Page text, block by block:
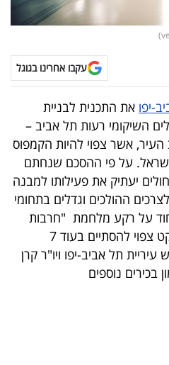
עקבו אחרינו בגוגל
יפו את התכנית לבניית
השיקומי רעות תל אביב –
אשר צפוי להיות הקמפוס
על פי ההסכם שנחתם
יעתיק את פעילותו למבנה
ההולכים וגדלים בתחומי
על רקע מלחמת "חרבות
ברזל". לפי ההערכות, הפרויקט צפוי להסתיים בעוד 7
תל אביב-יפו ויו"ר קרן
בכירים נוספים